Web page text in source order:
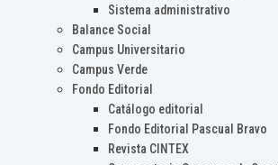
Sistema administrativo
Balance Social
Campus Universitario
Campus Verde
Fondo Editorial
Catálogo editorial
Fondo Editorial Pascual Bravo
Revista CINTEX